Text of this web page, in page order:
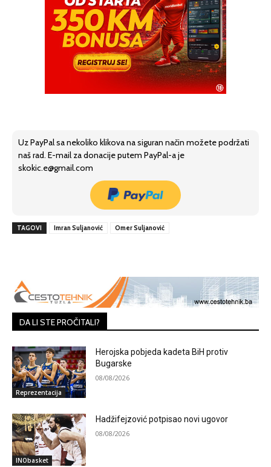
Uz PayPal sa nekoliko klikova na siguran način možete podržati
naš rad. E-mail za donacije putem PayPal-a je
skokic.e@gmail.com
TAGOVI Imran Suljanović Omer Suljanović
DA LI STE PROČITALI?
Reprezentacija
Herojska pobjeda kadeta BiH protiv
Bugarske
08/08/2026
INObasket
Hadžifejzović potpisao novi ugovor
08/08/2026